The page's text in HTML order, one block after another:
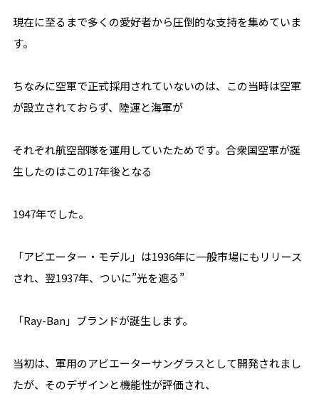
現在に至るまで多くの愛好者から圧倒的な支持を集めていま
す。
ちなみに空軍で正式採用されていないのは、この当時は空軍
が設立されておらず、陸運と海軍が
それぞれ航空部隊を運用していたためです。合衆国空軍が誕
生したのはこの17年後となる
1947年でした。
「アビエーター・モデル」は1936年に一般市場にもリリース
され、翌1937年、ついに”光を遮る”
「Ray-Ban」ブランドが誕生します。
当初は、軍用のアビエーターサングラスとして開発されまし
たが、そのデザインと機能性が評価され、